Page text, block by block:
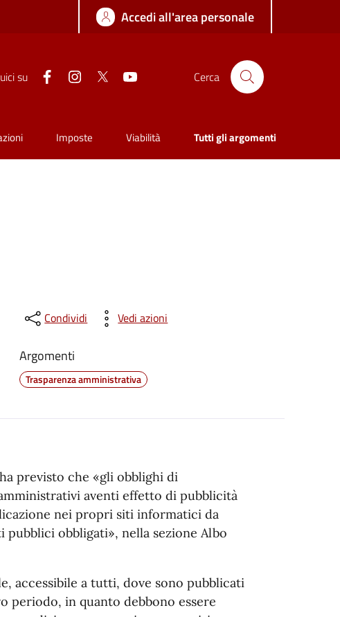
Accedi all'area personale
su Facebook InstagramTwitter Cerca
Imposte Viabilità Tutti gli argomenti
Condividi Vedi azioni
Argomenti
Trasparenza amministrativa
previsto che «gli obblighi di
aventi effetto di pubblicità
nei propri siti informatici da
obbligati», nella sezione Albo
accessibile a tutti, dove sono pubblicati
in quanto debbono essere